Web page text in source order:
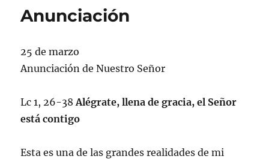
Anunciación
25 de marzo
Anunciación de Nuestro Señor
Lc 1, 26-38 Alégrate, llena de gracia, el Señor
está contigo
Esta es una de las grandes realidades de mi